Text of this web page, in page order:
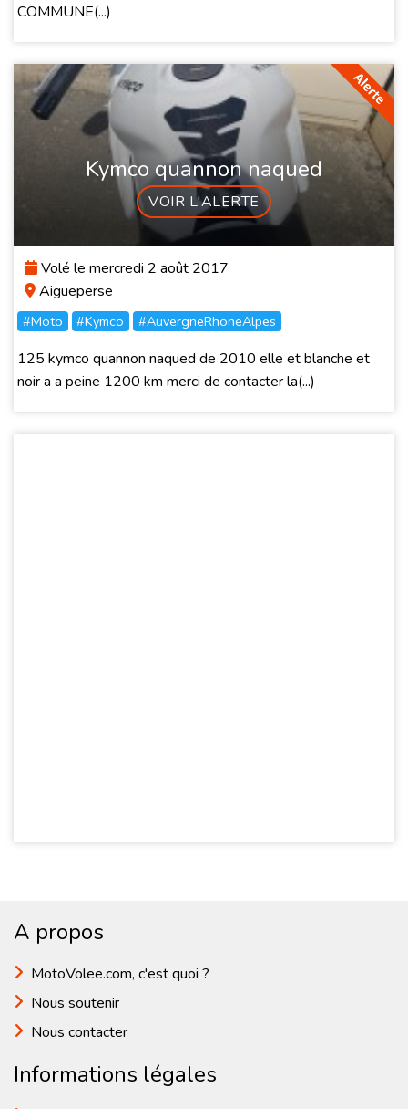
COMMUNE(...)
Kymco quannon naqued
VOIR L'ALERTE
Volé le mercredi 2 août 2017
Aigueperse
#Moto #Kymco #AuvergneRhoneAlpes
125 kymco quannon naqued de 2010 elle et blanche et
noir a a peine 1200 km merci de contacter la(...)
A propos
MotoVolee.com, c'est quoi ?
Nous soutenir
Nous contacter
Informations légales